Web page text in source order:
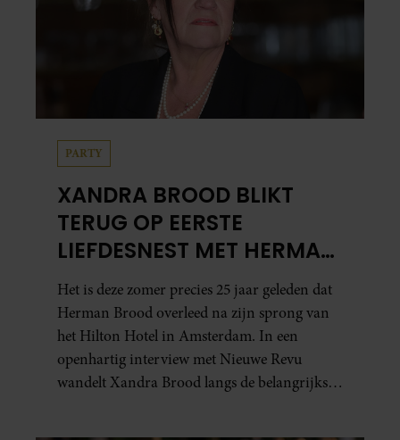
PARTY
XANDRA BROOD BLIKT
TERUG OP EERSTE
LIEFDESNEST MET HERMAN
BROOD: “HIER IS LOLA
GEBOREN”
Het is deze zomer precies 25 jaar geleden dat
Herman Brood overleed na zijn sprong van
het Hilton Hotel in Amsterdam. In een
openhartig interview met Nieuwe Revu
wandelt Xandra Brood langs de belangrijkste